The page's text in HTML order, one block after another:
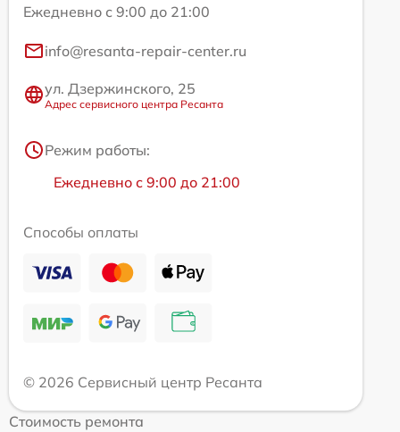
Ежедневно с 9:00 до 21:00
info@resanta-repair-center.ru
ул. Дзержинского, 25
Адрес сервисного центра Ресанта
Режим работы:
Ежедневно с 9:00 до 21:00
Способы оплаты
© 2026 Сервисный центр Ресанта
Стоимость ремонта